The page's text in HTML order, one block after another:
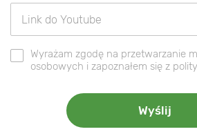
Wyrażam zgodę na przetwarzanie
osobowych i zapoznałem się z